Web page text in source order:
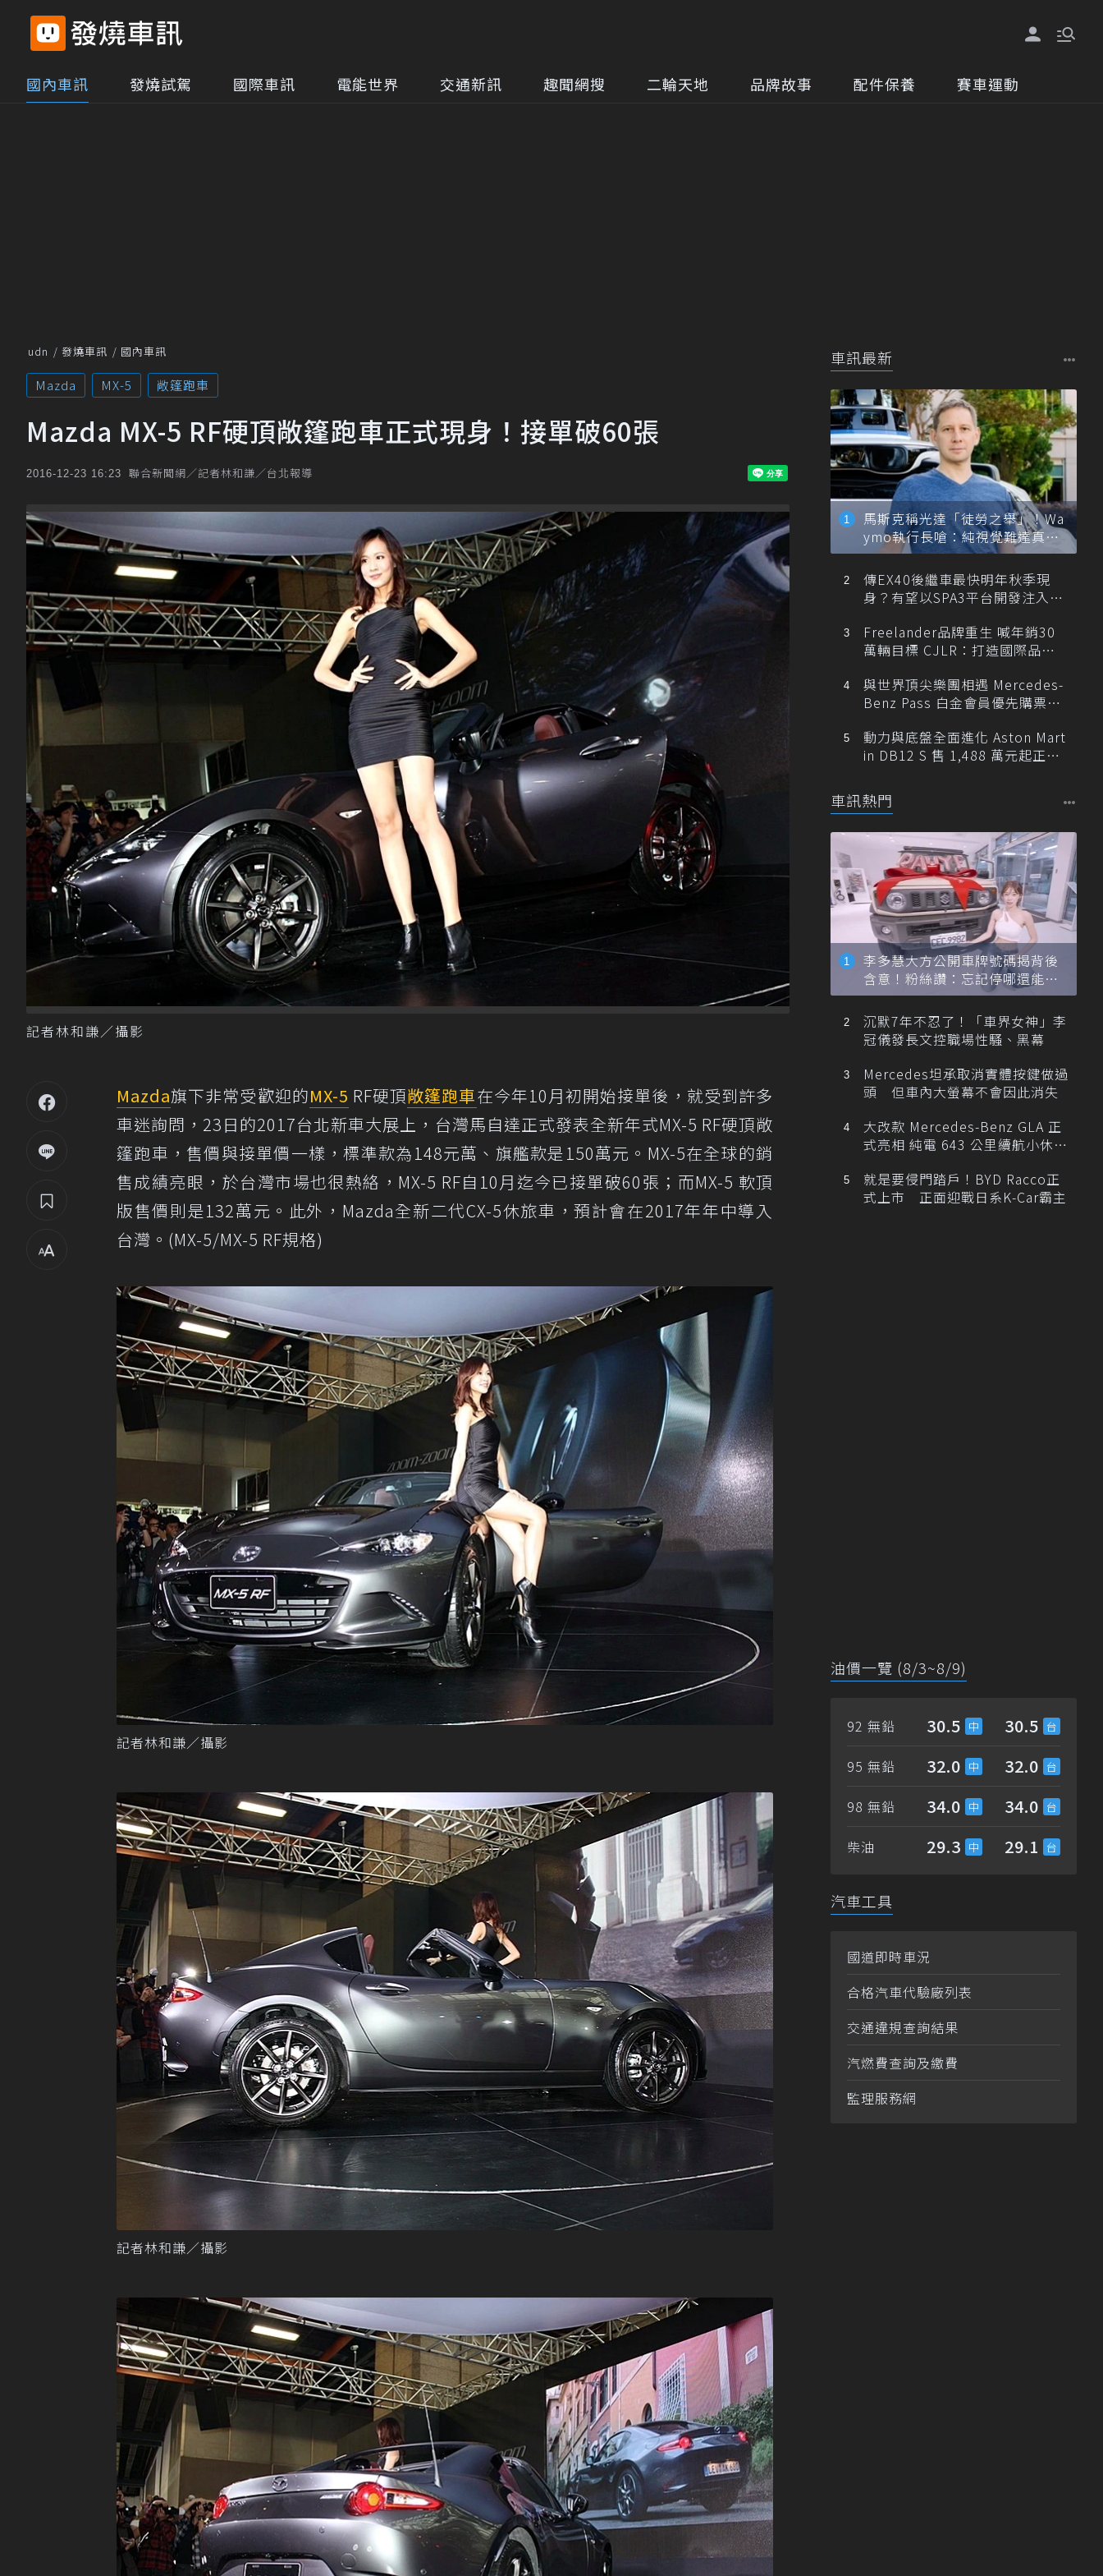
國內車訊 發燒試駕 國際車訊 電能世界 交通新訊 趣聞網搜 二輪天地 品牌故事 配件保養 賽車運動
udn 發燒車訊 國內車訊
Mazda MX-5 敞篷跑車
Mazda MX-5 RF硬頂敞篷跑車正式現身！接單破60張
2016-12-23 16:23 聯合新聞網／記者林和謙／台北報導
記者林和謙／攝影
Mazda旗下非常受歡迎的MX-5 RF硬頂敞篷跑車在今年10月初開始接單後，就受到許多
車迷詢問，23日的2017台北新車大展上，台灣馬自達正式發表全新年式MX-5 RF硬頂敞
篷跑車，售價與接單價一樣，標準款為148元萬、旗艦款是150萬元。MX-5在全球的銷
售成績亮眼，於台灣市場也很熱絡，MX-5 RF自10月迄今已接單破60張；而MX-5 軟頂
版售價則是132萬元。此外，Mazda全新二代CX-5休旅車，預計會在2017年年中導入
台灣。(MX-5/MX-5 RF規格)
記者林和謙／攝影
記者林和謙／攝影
車訊最新
馬斯克稱光達「徒勞之舉」！Wa
ymo執行長嗆：純視覺難達真正
自動駕駛
傳EX40後繼車最快明年秋季現
身？有望以SPA3平台開發注入80
Freelander品牌重生 喊年銷30
萬輛目標 CJLR：打造國際品牌
與世界頂尖樂團相遇 Mercedes-
Benz Pass 白金會員優先購票維
動力與底盤全面進化 Aston Mart
in DB12 S 售 1,488 萬元起正式
車訊熱門
李多慧大方公開車牌號碼揭背後
含意！粉絲讚：忘記停哪還能幫
忙找車
沉默7年不忍了！「車界女神」李
冠儀發長文控職場性騷、黑幕
Mercedes坦承取消實體按鍵做過
頭 但車內大螢幕不會因此消失
大改款 Mercedes-Benz GLA 正
式亮相 純電 643 公里續航小休
就是要侵門踏戶！BYD Racco正
式上市 正面迎戰日系K-Car霸主
油價一覽 (8/3~8/9)
92 無鉛 30.5 30.5
95 無鉛 32.0 32.0
98 無鉛 34.0 34.0
柴油 29.3 29.1
汽車工具
國道即時車況
合格汽車代驗廠列表
交通違規查詢結果
汽燃費查詢及繳費
監理服務網